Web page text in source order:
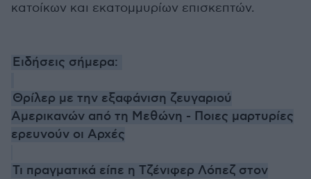
κατοίκων και εκατομμυρίων επισκεπτών.
Ειδήσεις σήμερα:
Θρίλερ με την εξαφάνιση ζευγαριού
Αμερικανών από τη Μεθώνη - Ποιες μαρτυρίες
ερευνούν οι Αρχές
Τι πραγματικά είπε η Τζένιφερ Λόπεζ στον